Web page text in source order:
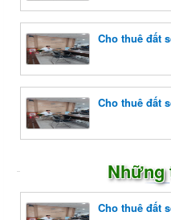
Cho thuê đất
Cho thuê đất
Những
Cho thuê đất